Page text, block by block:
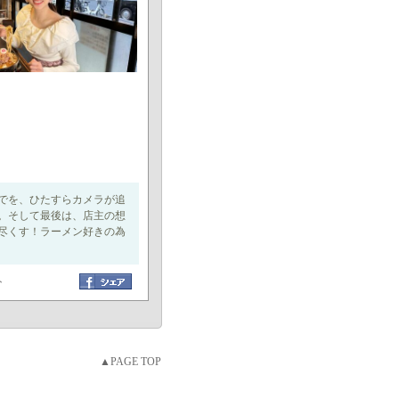
を、ひたすらカメラが追
そして最後は、店主の想
くす！ラーメン好きの為
▲PAGE TOP